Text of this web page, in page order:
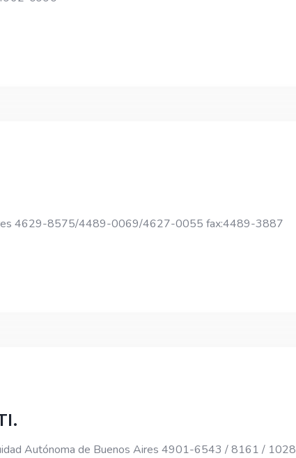
4629-8575/4489-0069/4627-0055 fax:4489-3887
Autónoma de Buenos Aires 4901-6543 / 8161 / 1028